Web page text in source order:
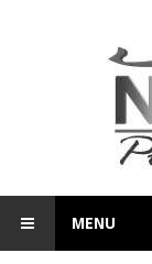
MENU